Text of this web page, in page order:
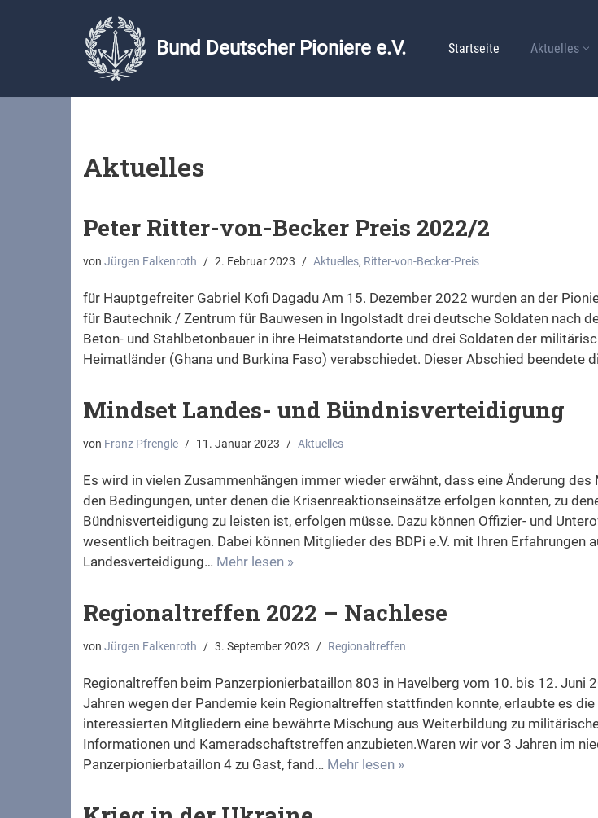
Bund Deutscher Pioniere e.V. Startseite Aktuelles
Aktuelles
Peter Ritter-von-Becker Preis 2022/2
von Jürgen Falkenroth 2. Februar 2023 Aktuelles, Ritter-von-Becker-Preis
für Hauptgefreiter Gabriel Kofi Dagadu Am 15. Dezember 2022 wurden an der
für Bautechnik / Zentrum für Bauwesen in Ingolstadt drei deutsche Soldaten nach
Beton- und Stahlbetonbauer in ihre Heimatstandorte und drei Soldaten der
Heimatländer (Ghana und Burkina Faso) verabschiedet. Dieser Abschied beendete
Mindset Landes- und Bündnisverteidigung
von Franz Pfrengle 11. Januar 2023 Aktuelles
Es wird in vielen Zusammenhängen immer wieder erwähnt, dass eine Änderung
den Bedingungen, unter denen die Krisenreaktionseinsätze erfolgen konnten, zu
Bündnisverteidigung zu leisten ist, erfolgen müsse. Dazu können Offizier- und
wesentlich beitragen. Dabei können Mitglieder des BDPi e.V. mit Ihren Erfahrungen
Landesverteidigung… Mehr lesen »
Regionaltreffen 2022 – Nachlese
von Jürgen Falkenroth 3. September 2023 Regionaltreffen
Regionaltreffen beim Panzerpionierbataillon 803 in Havelberg vom 10. bis 12. Juni
Jahren wegen der Pandemie kein Regionaltreffen stattfinden konnte, erlaubte es
interessierten Mitgliedern eine bewährte Mischung aus Weiterbildung zu
Informationen und Kameradschaftstreffen anzubieten.Waren wir vor 3 Jahren im
Panzerpionierbataillon 4 zu Gast, fand… Mehr lesen »